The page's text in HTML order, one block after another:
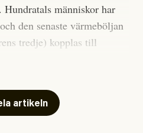
Hundratals människor har
den senaste värmeböljan
tredje) kopplas till
Känns det som en
vore fullständigt orimligt.
artikeln